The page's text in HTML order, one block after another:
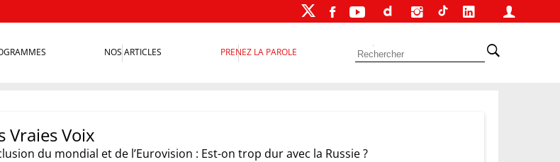
NOS ARTICLES PRENEZ LA PAROLE
Vraies Voix
du mondial et de l’Eurovision : Est-on trop dur avec la Russie ?